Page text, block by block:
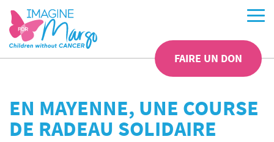
FAIRE UN DON
EN MAYENNE, UNE COURSE
DE RADEAU SOLIDAIRE